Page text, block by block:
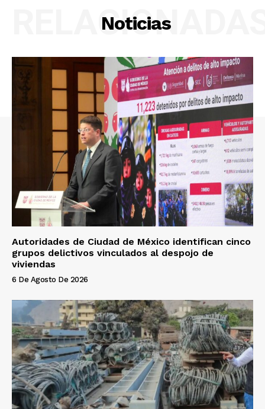
Noticias
Autoridades de Ciudad de México identifican cinco
grupos delictivos vinculados al despojo de
viviendas
6 De Agosto De 2026